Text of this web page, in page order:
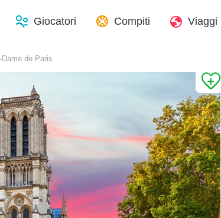
Giocatori Compiti Viaggi
de Paris